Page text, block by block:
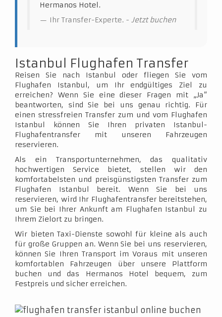
Hermanos Hotel.
Ihr Transfer-Experte. - Jetzt buchen
Istanbul Flughafen Transfer
Reisen Sie nach Istanbul oder fliegen Sie vom
Flughafen Istanbul, um Ihr endgültiges Ziel zu
erreichen? Wenn Sie eine dieser Fragen mit „Ja“
beantworten, sind Sie bei uns genau richtig. Für
einen stressfreien Transfer zum und vom Flughafen
Istanbul können Sie Ihren privaten Istanbul-
Flughafentransfer mit unseren Fahrzeugen
reservieren.
Als ein Transportunternehmen, das qualitativ
hochwertigen Service bietet, stellen wir den
komfortabelsten und preisgünstigsten Transfer zum
Flughafen Istanbul bereit. Wenn Sie bei uns
reservieren, wird Ihr Flughafentransfer bereitstehen,
um Sie bei Ihrer Ankunft am Flughafen Istanbul zu
Ihrem Zielort zu bringen.
Wir bieten Taxi-Dienste sowohl für kleine als auch
für große Gruppen an. Wenn Sie bei uns reservieren,
können Sie Ihren Transport im Voraus mit unseren
komfortablen Fahrzeugen über unsere Plattform
buchen und das Hermanos Hotel bequem, zum
Festpreis und sicher erreichen.